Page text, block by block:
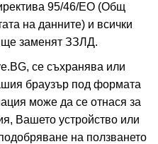
95/46/EО (Общ
на данните) и всички
ще заменят ЗЗЛД.
се съхранява или
браузър под формата
може да се отнася за
Вашето устройство или
на ползването